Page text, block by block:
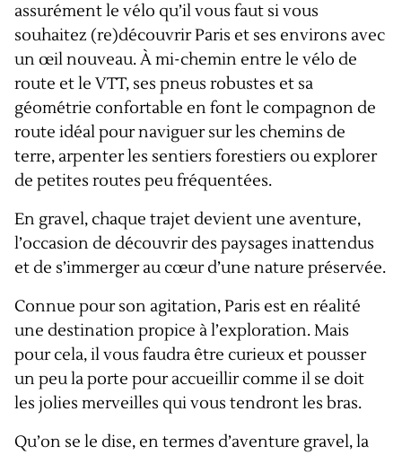
assurément le vélo qu’il vous faut si vous
souhaitez (re)découvrir Paris et ses environs avec
un œil nouveau. À mi-chemin entre le vélo de
route et le VTT, ses pneus robustes et sa
géométrie confortable en font le compagnon de
route idéal pour naviguer sur les chemins de
terre, arpenter les sentiers forestiers ou explorer
de petites routes peu fréquentées.
En gravel, chaque trajet devient une aventure,
l’occasion de découvrir des paysages inattendus
et de s’immerger au cœur d’une nature préservée.
Connue pour son agitation, Paris est en réalité
une destination propice à l’exploration. Mais
pour cela, il vous faudra être curieux et pousser
un peu la porte pour accueillir comme il se doit
les jolies merveilles qui vous tendront les bras.
Qu’on se le dise, en termes d’aventure gravel, la